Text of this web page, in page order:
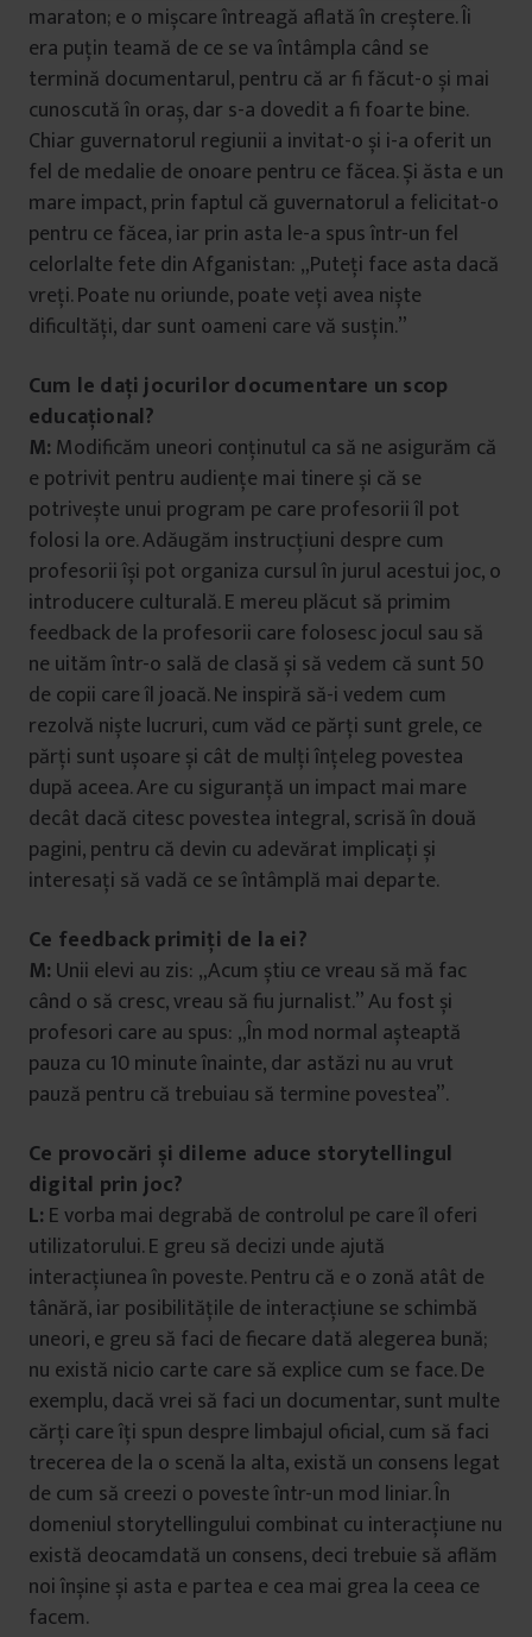
maraton; e o mișcare întreagă aflată în creștere. Îi
era puțin teamă de ce se va întâmpla când se
termină documentarul, pentru că ar fi făcut-o și mai
cunoscută în oraș, dar s-a dovedit a fi foarte bine.
Chiar guvernatorul regiunii a invitat-o și i-a oferit un
fel de medalie de onoare pentru ce făcea. Și ăsta e un
mare impact, prin faptul că guvernatorul a felicitat-o
pentru ce făcea, iar prin asta le-a spus într-un fel
celorlalte fete din Afganistan: „Puteți face asta dacă
vreți. Poate nu oriunde, poate veți avea niște
dificultăți, dar sunt oameni care vă susțin.”
Cum le dați jocurilor documentare un scop
educațional?
M: Modificăm uneori conținutul ca să ne asigurăm că
e potrivit pentru audiențe mai tinere și că se
potrivește unui program pe care profesorii îl pot
folosi la ore. Adăugăm instrucțiuni despre cum
profesorii își pot organiza cursul în jurul acestui joc, o
introducere culturală. E mereu plăcut să primim
feedback de la profesorii care folosesc jocul sau să
ne uităm într-o sală de clasă și să vedem că sunt 50
de copii care îl joacă. Ne inspiră să-i vedem cum
rezolvă niște lucruri, cum văd ce părți sunt grele, ce
părți sunt ușoare și cât de mulți înțeleg povestea
după aceea. Are cu siguranță un impact mai mare
decât dacă citesc povestea integral, scrisă în două
pagini, pentru că devin cu adevărat implicați și
interesați să vadă ce se întâmplă mai departe.
Ce feedback primiți de la ei?
M: Unii elevi au zis: „Acum știu ce vreau să mă fac
când o să cresc, vreau să fiu jurnalist.” Au fost și
profesori care au spus: „În mod normal așteaptă
pauza cu 10 minute înainte, dar astăzi nu au vrut
pauză pentru că trebuiau să termine povestea”.
Ce provocări și dileme aduce storytellingul
digital prin joc?
L: E vorba mai degrabă de controlul pe care îl oferi
utilizatorului. E greu să decizi unde ajută
interacțiunea în poveste. Pentru că e o zonă atât de
tânără, iar posibilitățile de interacțiune se schimbă
uneori, e greu să faci de fiecare dată alegerea bună;
nu există nicio carte care să explice cum se face. De
exemplu, dacă vrei să faci un documentar, sunt multe
cărți care îți spun despre limbajul oficial, cum să faci
trecerea de la o scenă la alta, există un consens legat
de cum să creezi o poveste într-un mod liniar. În
domeniul storytellingului combinat cu interacțiune nu
există deocamdată un consens, deci trebuie să aflăm
noi înșine și asta e partea e cea mai grea la ceea ce
facem.